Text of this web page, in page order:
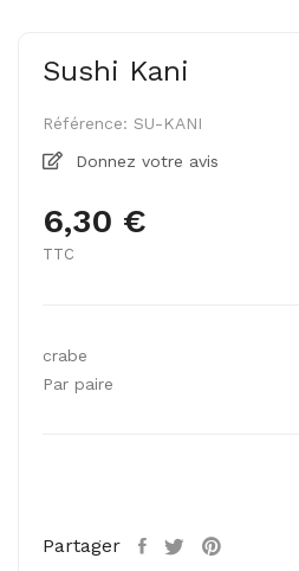
Sushi Kani
Référence: SU-KANI
Donnez votre avis
6,30 €
TTC
crabe
Par paire
Partager